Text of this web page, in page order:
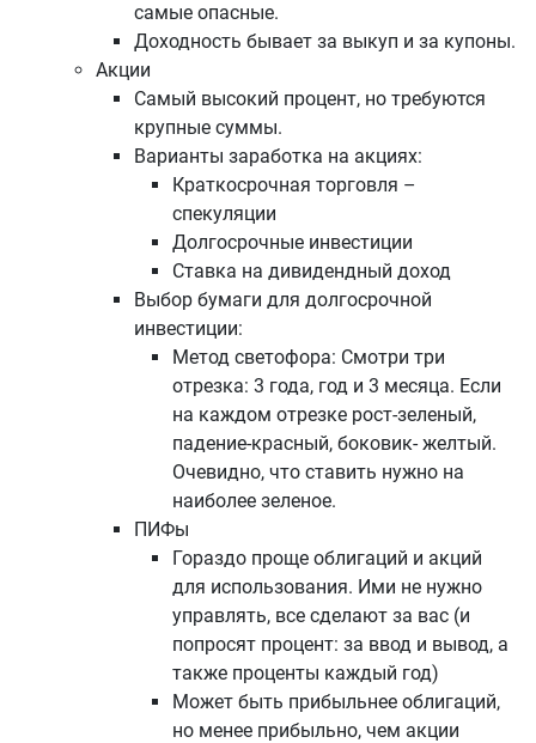
самые опасные.
Доходность бывает за выкуп и за купоны.
Акции
Самый высокий процент, но требуются
крупные суммы.
Варианты заработка на акциях:
Краткосрочная торговля –
спекуляции
Долгосрочные инвестиции
Ставка на дивидендный доход
Выбор бумаги для долгосрочной
инвестиции:
Метод светофора: Смотри три
отрезка: 3 года, год и 3 месяца. Если
на каждом отрезке рост-зеленый,
падение-красный, боковик- желтый.
Очевидно, что ставить нужно на
наиболее зеленое.
ПИФы
Гораздо проще облигаций и акций
для использования. Ими не нужно
управлять, все сделают за вас (и
попросят процент: за ввод и вывод, а
также проценты каждый год)
Может быть прибыльнее облигаций,
но менее прибыльно, чем акции